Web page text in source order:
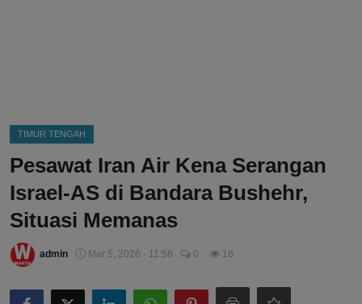
TIMUR TENGAH
Pesawat Iran Air Kena Serangan
Israel-AS di Bandara Bushehr,
Situasi Memanas
admin Mar 5, 2026 - 11:58 0 16